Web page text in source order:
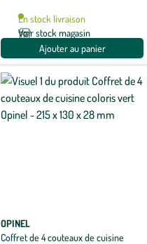
En stock livraison
Voir stock magasin
Ajouter au panier
OPINEL
Coffret de 4 couteaux de cuisine